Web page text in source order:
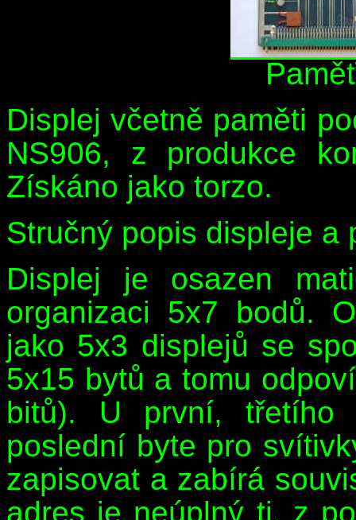
Displej včetně paměti
NS906, z produkce
Získáno jako torzo.
Stručný popis displeje a
Displej je osazen
organizaci 5x7 bodů.
jako 5x3 displejů se
5x15 bytů a tomu
bitů). U první,
poslední byte pro
zapisovat a zabírá
adres je neúplný tj. z